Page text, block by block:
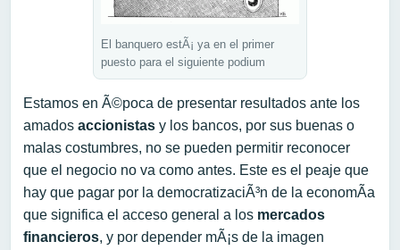
El banquero estÃ¡ ya en el primer
puesto para el siguiente podium
Estamos en Ã©poca de presentar resultados ante los
amados accionistas y los bancos, por sus buenas o
malas costumbres, no se pueden permitir reconocer
que el negocio no va como antes. Este es el peaje que
hay que pagar por la democratizaciÃ³n de la economÃ­a
que significa el acceso general a los mercados
financieros, y por depender mÃ¡s de la imagen